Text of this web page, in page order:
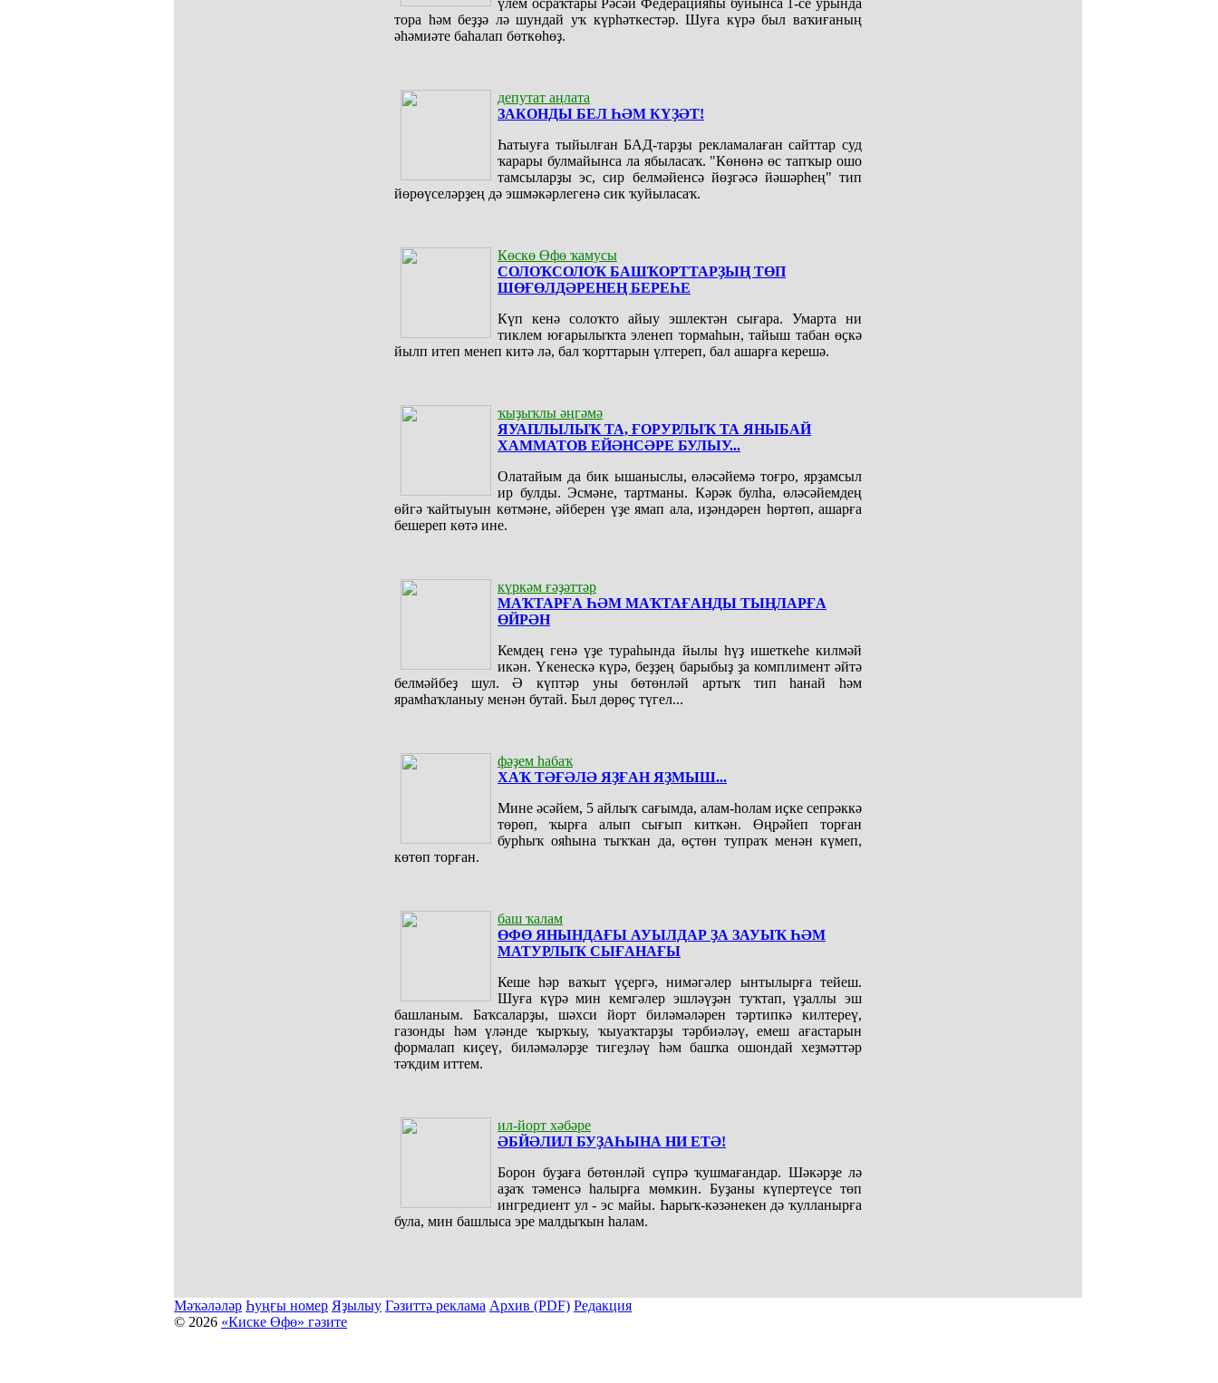
үлем осраҡтары Рәсәй Федерацияһы буйынса 1-се урында
тора һәм беҙҙә лә шундай уҡ күрһәткестәр. Шуға күрә был ваҡиғаның
әһәмиәте баһалап бөткөһөҙ.
депутат аңлата
ЗАКОНДЫ БЕЛ ҺӘМ КҮҘӘТ!
Һатыуға тыйылған БАД-тарҙы рекламалаған сайттар суд
ҡарары булмайынса ла ябыласаҡ. "Көнөнә өс тапҡыр ошо
тамсыларҙы эс, сир белмәйенсә йөҙгәсә йәшәрһең" тип
йөрөүселәрҙең дә эшмәкәрлегенә сик ҡуйыласаҡ.
Көскө Өфө ҡамусы
СОЛОҠСОЛОҠ БАШҠОРТТАРҘЫҢ ТӨП
ШӨҒӨЛДӘРЕНЕҢ БЕРЕҺЕ
Күп кенә солоҡто айыу эшлектән сығара. Умарта ни
тиклем юғарылыҡта эленеп тормаһын, тайыш табан өҫкә
йылп итеп менеп китә лә, бал ҡорттарын үлтереп, бал ашарға керешә.
ҡыҙыҡлы әңгәмә
ЯУАПЛЫЛЫҠ ТА, ҒОРУРЛЫҠ ТА ЯНЫБАЙ
ХАММАТОВ ЕЙӘНСӘРЕ БУЛЫУ...
Олатайым да бик ышаныслы, өләсәйемә тоғро, ярҙамсыл
ир булды. Эсмәне, тартманы. Кәрәк булһа, өләсәйемдең
өйгә ҡайтыуын көтмәне, әйберен үҙе ямап ала, иҙәндәрен һөртөп, ашарға
бешереп көтә ине.
күркәм ғәҙәттәр
МАҠТАРҒА ҺӘМ МАҠТАҒАНДЫ ТЫҢЛАРҒА
ӨЙРӘН
Кемдең генә үҙе тураһында йылы һүҙ ишеткеһе килмәй
икән. Үкенескә күрә, беҙҙең барыбыҙ ҙа комплимент әйтә
белмәйбеҙ шул. Ә күптәр уны бөтөнләй артыҡ тип һанай һәм
ярамһаҡланыу менән бутай. Был дөрөҫ түгел...
фәҙем һабаҡ
ХАҠ ТӘҒӘЛӘ ЯҘҒАН ЯҘМЫШ...
Мине әсәйем, 5 айлыҡ сағымда, алам-һолам иҫке сепрәккә
төрөп, ҡырға алып сығып киткән. Өңрәйеп торған
бурһыҡ ояһына тыҡҡан да, өҫтөн тупраҡ менән күмеп,
көтөп торған.
баш ҡалам
ӨФӨ ЯНЫНДАҒЫ АУЫЛДАР ҘА ЗАУЫҠ ҺӘМ
МАТУРЛЫҠ СЫҒАНАҒЫ
Кеше һәр ваҡыт үҫергә, нимәгәлер ынтылырға тейеш.
Шуға күрә мин кемгәлер эшләүҙән туҡтап, үҙаллы эш
башланым. Баҡсаларҙы, шәхси йорт биләмәләрен тәртипкә килтереү,
газонды һәм үләнде ҡырҡыу, ҡыуаҡтарҙы тәрбиәләү, емеш ағастарын
формалап киҫеү, биләмәләрҙе тигеҙләү һәм башҡа ошондай хеҙмәттәр
тәҡдим иттем.
ил-йорт хәбәре
ӘБЙӘЛИЛ БУҘАҺЫНА НИ ЕТӘ!
Борон буҙаға бөтөнләй сүпрә ҡушмағандар. Шәкәрҙе лә
аҙаҡ тәменсә һалырға мөмкин. Буҙаны күпертеүсе төп
ингредиент ул - эс майы. Һарыҡ-кәзәнекен дә ҡулланырға
була, мин башлыса эре малдыҡын һалам.
Мәҡәләләр Һуңғы номер Яҙылыу Гәзиттә реклама Архив (PDF) Редакция
© 2026 «Киске Өфө» гәзите